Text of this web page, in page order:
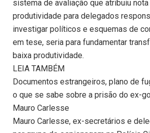
sistema de avaliação que atribuiu
produtividade para delegados
investigar políticos e esquemas de
em tese, seria para fundamentar
baixa produtividade.
LEIA TAMBÉM
Documentos estrangeiros, plano de
o que se sabe sobre a prisão do ex-
Mauro Carlesse
Mauro Carlesse, ex-secretários e